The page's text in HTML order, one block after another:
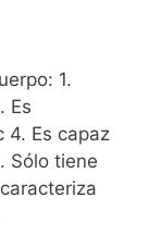
1.
Es
4. Es capaz
Sólo tiene